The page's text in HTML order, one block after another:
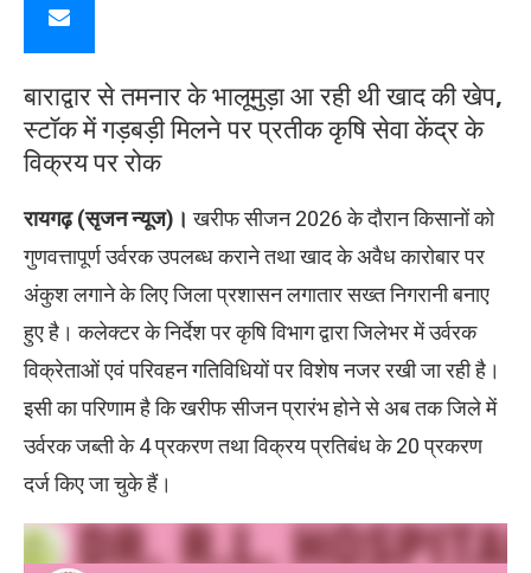
बाराद्वार से तमनार के भालूमुड़ा आ रही थी खाद की खेप,
स्टॉक में गड़बड़ी मिलने पर प्रतीक कृषि सेवा केंद्र के
विक्रय पर रोक
रायगढ़ (सृजन न्यूज)।खरीफ सीजन 2026 के दौरान किसानों को
गुणवत्तापूर्ण उर्वरक उपलब्ध कराने तथा खाद के अवैध कारोबार पर
अंकुश लगाने के लिए जिला प्रशासन लगातार सख्त निगरानी बनाए
हुए है। कलेक्टर के निर्देश पर कृषि विभाग द्वारा जिलेभर में उर्वरक
विक्रेताओं एवं परिवहन गतिविधियों पर विशेष नजर रखी जा रही है।
इसी का परिणाम है कि खरीफ सीजन प्रारंभ होने से अब तक जिले में
उर्वरक जब्ती के 4 प्रकरण तथा विक्रय प्रतिबंध के 20 प्रकरण
दर्ज किए जा चुके हैं।